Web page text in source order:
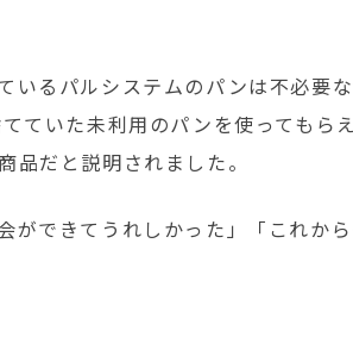
いるパルシステムのパンは不必
ていた未利用のパンを使ってもら
だと説明されました。
できてうれしかった」「これか